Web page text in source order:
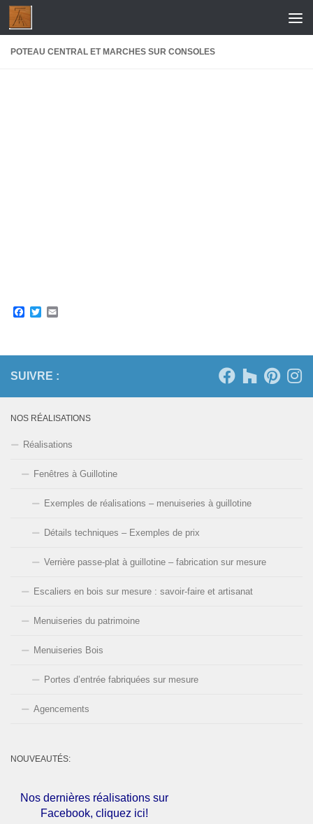
Skip to content
POTEAU CENTRAL ET MARCHES SUR CONSOLES
Facebook
Twitter
SUIVRE :
NOS RÉALISATIONS
Réalisations
Fenêtres à Guillotine
Exemples de réalisations – menuiseries à guillotine
Détails techniques – Exemples de prix
Verrière passe-plat à guillotine – fabrication sur mesure
Escaliers en bois sur mesure : savoir-faire et artisanat
Menuiseries du patrimoine
Menuiseries Bois
Portes d’entrée fabriquées sur mesure
Agencements
NOUVEAUTÉS:
Nos dernières réalisations sur
Facebook, cliquez ici!